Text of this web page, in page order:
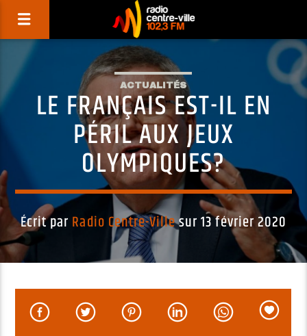
ACTUALITÉS
LE FRANÇAIS EST-IL EN
PÉRIL AUX JEUX
OLYMPIQUES?
Écrit par Radio Centre-Villesur 13 février 2020